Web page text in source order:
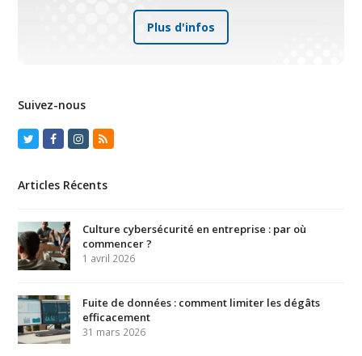
Plus d'infos
Suivez-nous
TwitterFacebook
Instagram
RSS
Articles Récents
Culture cybersécurité en entreprise : par où
commencer ?
1 avril 2026
Fuite de données : comment limiter les dégâts
efficacement
31 mars 2026